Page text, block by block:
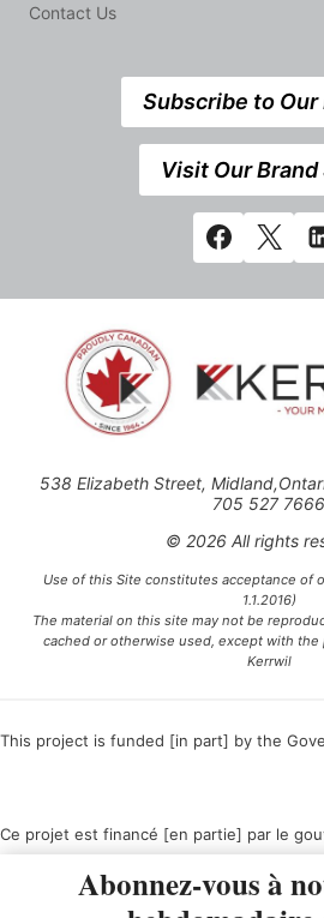
Contact Us
Subscribe to Our
Visit Our
538 Elizabeth Street,
705 527 7666
© 2026 All rights
Use of this Site constitutes acceptance of
1.1.2016)
The material on this site may not be
cached or otherwise used, except with
Kerrwil
This project is funded [in part] by the
Ce projet est financé [en partie] par le
Abonnez-vous à